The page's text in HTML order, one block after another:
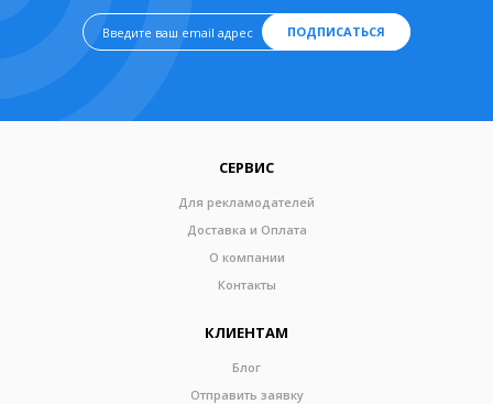
ПОДПИСАТЬСЯ
СЕРВИС
Для рекламодателей
Доставка и Оплата
О компании
Контакты
КЛИЕНТАМ
Блог
Отправить заявку